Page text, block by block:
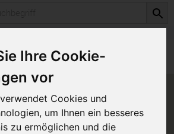
Ihre Cookie-
vor
Cookies und
um Ihnen ein besseres
zu ermöglichen und die
Vorratskammer
Backen & Kochen
flüssig" nicht